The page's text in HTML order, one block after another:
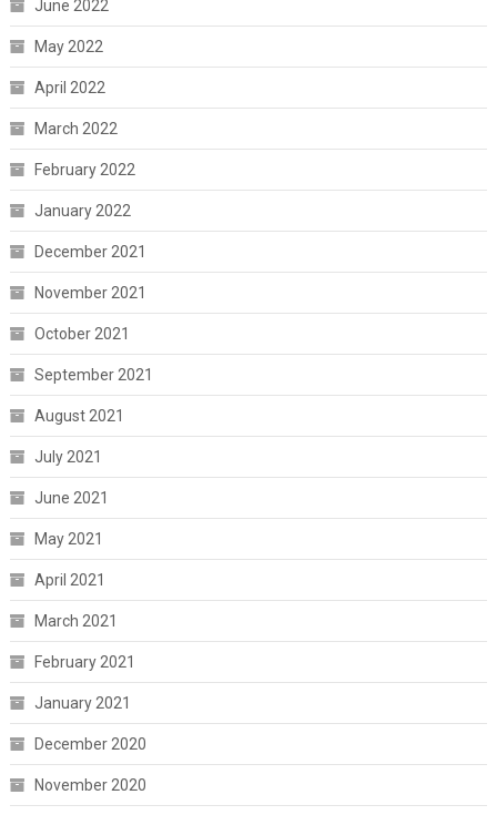
June 2022
May 2022
April 2022
March 2022
February 2022
January 2022
December 2021
November 2021
October 2021
September 2021
August 2021
July 2021
June 2021
May 2021
April 2021
March 2021
February 2021
January 2021
December 2020
November 2020